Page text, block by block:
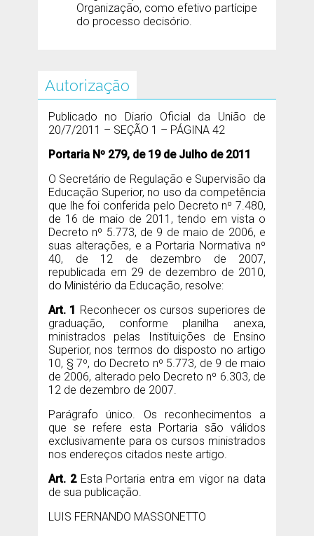
Organização, como efetivo partícipe
do processo decisório.
Autorização
Publicado no Diario Oficial da União de
20/7/2011 – SEÇÃO 1 – PÁGINA 42
Portaria Nº 279, de 19 de Julho de 2011
O Secretário de Regulação e Supervisão da
Educação Superior, no uso da competência
que lhe foi conferida pelo Decreto nº 7.480,
de 16 de maio de 2011, tendo em vista o
Decreto nº 5.773, de 9 de maio de 2006, e
suas alterações, e a Portaria Normativa nº
40, de 12 de dezembro de 2007,
republicada em 29 de dezembro de 2010,
do Ministério da Educação, resolve:
Art. 1 Reconhecer os cursos superiores de
graduação, conforme planilha anexa,
ministrados pelas Instituições de Ensino
Superior, nos termos do disposto no artigo
10, § 7º, do Decreto nº 5.773, de 9 de maio
de 2006, alterado pelo Decreto nº 6.303, de
12 de dezembro de 2007.
Parágrafo único. Os reconhecimentos a
que se refere esta Portaria são válidos
exclusivamente para os cursos ministrados
nos endereços citados neste artigo.
Art. 2Esta Portaria entra em vigor na data
de sua publicação.
LUIS FERNANDO MASSONETTO